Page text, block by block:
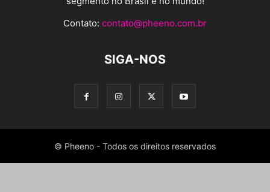
Contato: contato@pheeno.com.br
SIGA-NOS
© Pheeno - Todos os direitos reservados